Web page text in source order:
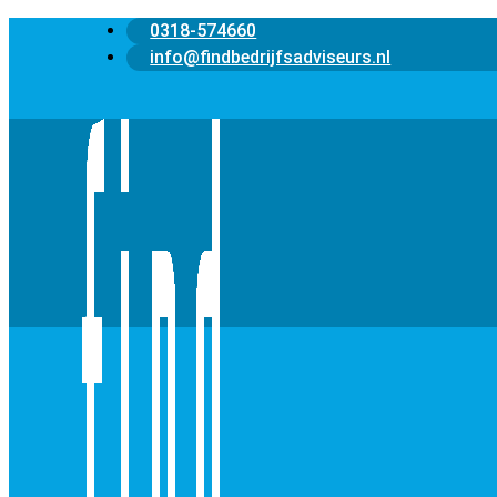
0318-574660
info@findbedrijfsadviseurs.nl